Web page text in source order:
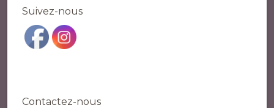
Suivez-nous
Contactez-nous